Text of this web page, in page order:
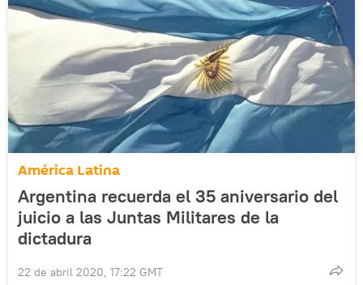
América Latina
Argentina recuerda el 35 aniversario del
juicio a las Juntas Militares de la
dictadura
22 de abril 2020, 17:22 GMT